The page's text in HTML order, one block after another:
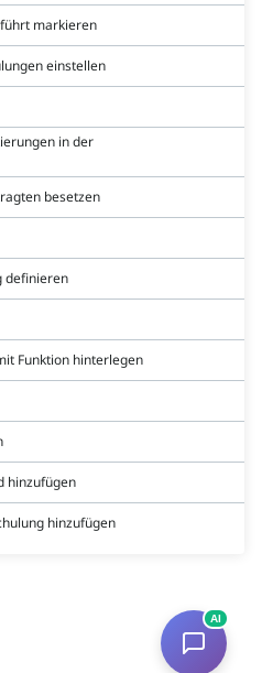
markieren
einstellen
in der
besetzen
definieren
Funktion hinterlegen
hinzufügen
hinzufügen
AI